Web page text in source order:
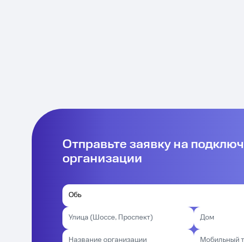
Отправьте заявку на
организации